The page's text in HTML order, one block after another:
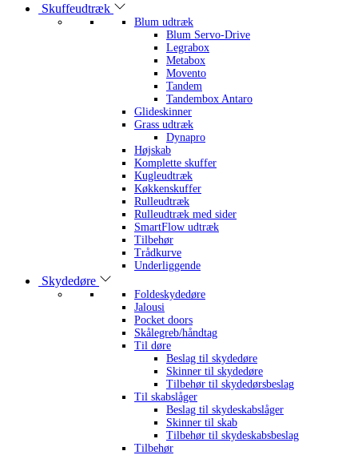
Skuffeudtræk
Blum udtræk
Blum Servo-Drive
Legrabox
Metabox
Movento
Tandem
Tandembox Antaro
Glideskinner
Grass udtræk
Dynapro
Højskab
Komplette skuffer
Kugleudtræk
Køkkenskuffer
Rulleudtræk
Rulleudtræk med sider
SmartFlow udtræk
Tilbehør
Trådkurve
Underliggende
Skydedøre
Foldeskydedøre
Jalousi
Pocket doors
Skålegreb/håndtag
Til døre
Beslag til skydedøre
Skinner til skydedøre
Tilbehør til skydedørsbeslag
Til skabslåger
Beslag til skydeskabslåger
Skinner til skab
Tilbehør til skydeskabsbeslag
Tilbehør